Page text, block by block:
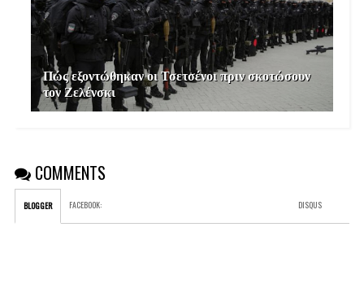
Πώς εξοντώθηκαν οι Τσετσένοι πριν σκοτώσουν
τον Ζελένσκι
COMMENTS
BLOGGER FACEBOOK: DISQUS